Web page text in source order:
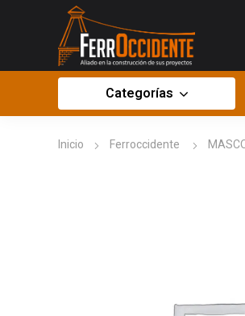
Categorías
Inicio Ferroccidente